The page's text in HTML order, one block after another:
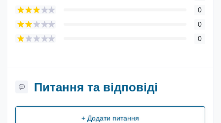
0
0
0
Питання та відповіді
+ Додати питання